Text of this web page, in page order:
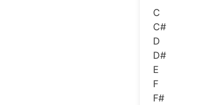
C
C#
D
D#
E
F
F#